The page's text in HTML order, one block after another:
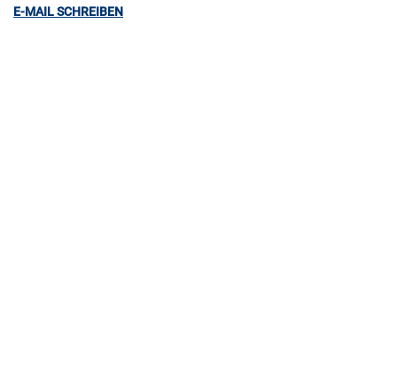
E-MAIL SCHREIBEN